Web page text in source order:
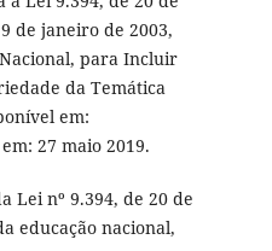
de janeiro de 2003,
Nacional, para Incluir
da Temática
em:
em: 27 maio 2019.
Lei nº 9.394, de 20 de
educação nacional,